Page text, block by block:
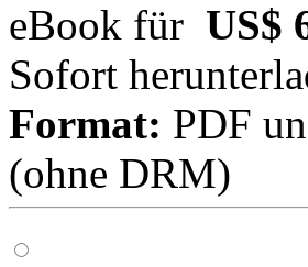
eBook für US$
Sofort
Format: PDF
(ohne DRM)